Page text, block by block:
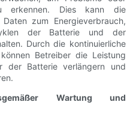
erkennen. Dies kann die
zum Energieverbrauch,
der Batterie und der
Durch die kontinuierliche
Betreiber die Leistung
der Batterie verlängern und
Wartung und